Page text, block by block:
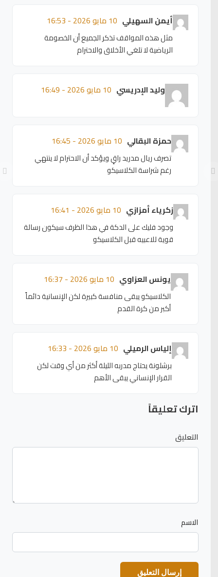
أيمن السهيلي 10 مايو 2026 - 16:53
مثل هذه المواقف تذكر الجميع أن الخصومة
الرياضية لا تلغي الأخلاق والاحترام
وليد الإدريسي 10 مايو 2026 - 16:49
حمزة البقالي 10 مايو 2026 - 16:45
تصرف ريال مدريد راقٍ ويؤكد أن الاحترام لا ينتهي
رغم شراسة الكلاسيكو
زكرياء أمزازي 10 مايو 2026 - 16:41
وجود فليك على الدكة في هذا الظرف سيكون رسالة
قوية للاعبيه قبل الكلاسيكو
يونس العزاوي 10 مايو 2026 - 16:37
الكلاسيكو يبقى منافسة كبيرة لكن الإنسانية دائماً
أكبر من كرة القدم
إلياس الرميلي 10 مايو 2026 - 16:33
برشلونة يحتاج مدربه الليلة أكثر من أي وقت لكن
القرار الإنساني يبقى الأهم
اترك تعليقاً
التعليق
الاسم